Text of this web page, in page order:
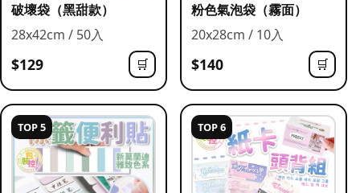
破壞袋（黑甜款）
28x42cm / 50入
$129 🛒
粉色氣泡袋（霧面）
20x28cm / 10入
$140 🛒
TOP 5 TOP 6